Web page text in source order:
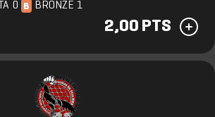
0 B BRONZE 1
2,00 PTS